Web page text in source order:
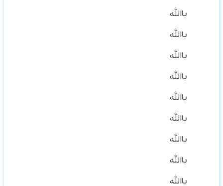
ياالله
ياالله
ياالله
ياالله
ياالله
ياالله
ياالله
ياالله
ياالله